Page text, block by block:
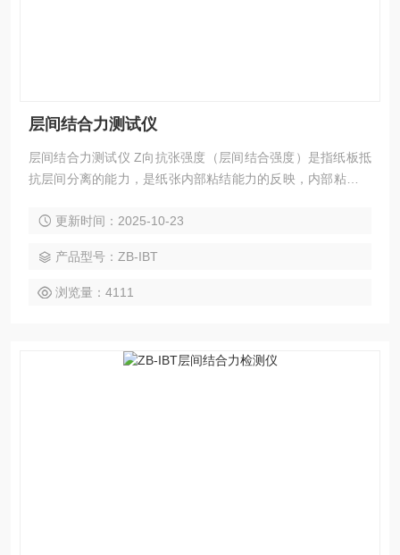
层间结合力测试仪
层间结合力测试仪 Z向抗张强度（层间结合强度）是指纸板抵
抗层间分离的能力，是纸张内部粘结能力的反映，内部粘接强
粘接值较低或分布不均，可能导致纸张和硬纸板在使用粘性油
带来难度，同时加大了公司的成本。该项测试在多层纸板如箱
纸板、白纸板、灰板纸、白卡纸等在印刷、包装工业中有广泛
更新时间：2025-10-23
产品型号：ZB-IBT
浏览量：4111